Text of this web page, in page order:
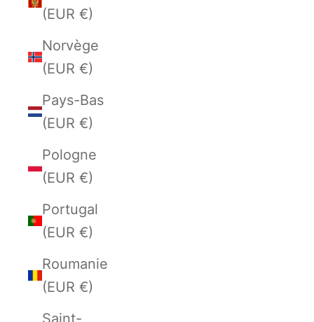
(EUR €)
Norvège
(EUR €)
Pays-Bas
(EUR €)
Pologne
(EUR €)
Portugal
(EUR €)
Roumanie
(EUR €)
Saint-